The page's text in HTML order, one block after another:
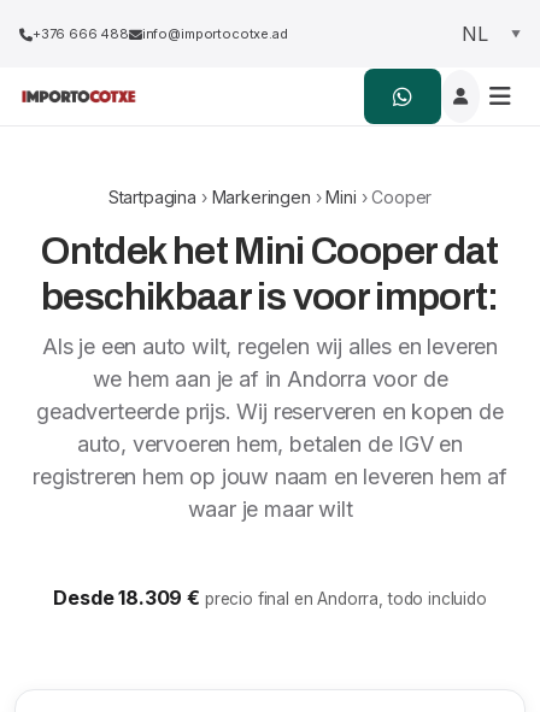
+376 666 488 info@importocotxe.ad
Startpagina › Markeringen ›Mini › Cooper
Ontdek het Mini Cooper dat
beschikbaar is voor import:
Als je een auto wilt, regelen wij alles en leveren
we hem aan je af in Andorra voor de
geadverteerde prijs. Wij reserveren en kopen de
auto, vervoeren hem, betalen de IGV en
registreren hem op jouw naam en leveren hem af
waar je maar wilt
Desde 18.309 € precio final en Andorra, todo incluido